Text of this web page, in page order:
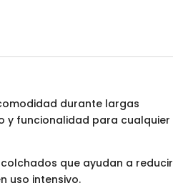
durante largas
y funcionalidad para cualquier
que ayudan a reducir
uso intensivo.